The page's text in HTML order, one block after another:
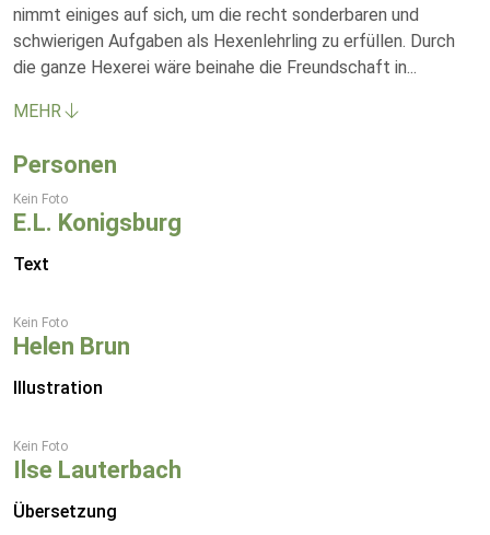
nimmt einiges auf sich, um die recht sonderbaren und
schwierigen Aufgaben als Hexenlehrling zu erfüllen. Durch
die ganze Hexerei wäre beinahe die Freundschaft in...
MEHR
Personen
Kein Foto
E.L. Konigsburg
Text
Kein Foto
Helen Brun
Illustration
Kein Foto
Ilse Lauterbach
Übersetzung